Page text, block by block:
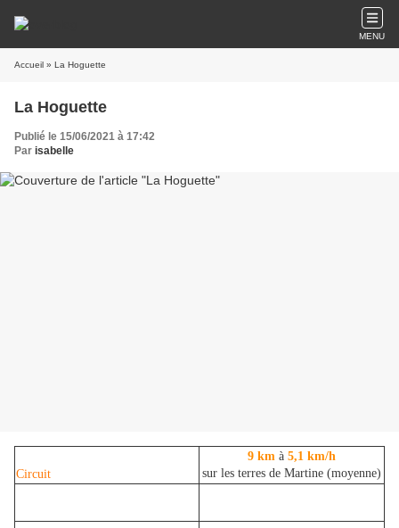
MENU
Accueil » La Hoguette
La Hoguette
Publié le 15/06/2021 à 17:42
Par isabelle
Circuit
9 km à 5,1 km/h
sur les terres de Martine (moyenne)